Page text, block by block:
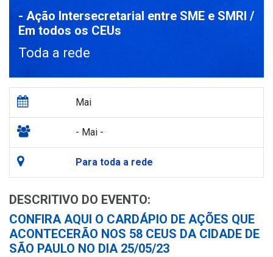
- Ação Intersecretarial entre SME e SMRI /
Em todos os CEUs
Toda a rede
Mai
- Mai -
Para toda a rede
DESCRITIVO DO EVENTO:
CONFIRA AQUI O CARDÁPIO DE AÇÕES QUE
ACONTECERÃO NOS 58 CEUS DA CIDADE DE
SÃO PAULO NO DIA 25/05/23